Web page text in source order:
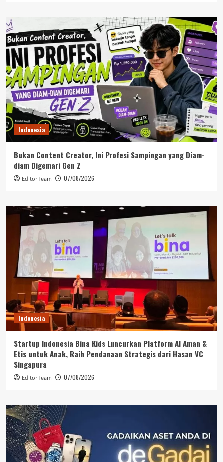
Indonesia
Bukan Content Creator, Ini Profesi Sampingan yang Diam-
diam Digemari Gen Z
Editor Team 07/08/2026
Indonesia
Startup Indonesia Bina Kids Luncurkan Platform AI Aman &
Etis untuk Anak, Raih Pendanaan Strategis dari Hasan VC
Singapura
Editor Team 07/08/2026